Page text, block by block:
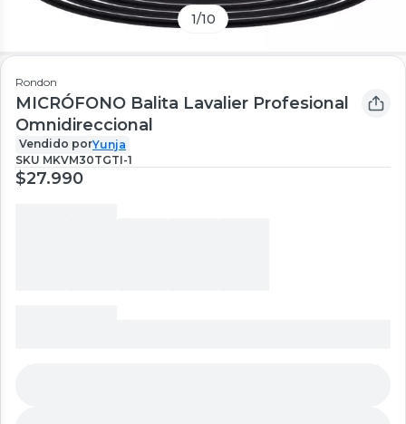
1/10
Rondon
MICRÓFONO Balita Lavalier Profesional
Omnidireccional
Vendido porYunja
SKU MKVM30TGTI-1
$27.990